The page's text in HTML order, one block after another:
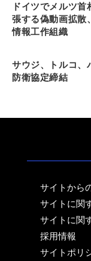
ドイツでメルツ
張する偽動画拡散
情報工作組織
サウジ、トルコ、
防衛協定締結
サイトから
サイトに関
サイトに関
採用情報
サイトポリ